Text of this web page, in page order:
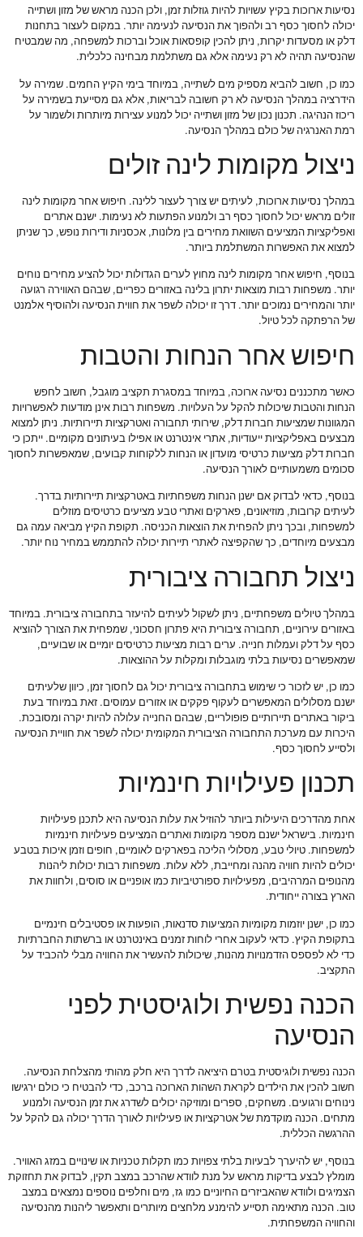
נסיעות ארוכות בקיץ עשויות להיות גוזלות זמן, ולכן הכנה מראש של מזון ושתייה
יכולה לחסוך כסף רב ולהפוך את הנסיעה לנעימה יותר. במקום לעצור בתחנות
דלק או מסעדות יקרות, ניתן להכין קופסאות אוכל וברכות למשפחה, מה שמבטיח
שהנסיעה תהיה לא רק נעימה אלא גם משתלמת מבחינה כלכלית.
כמו כן, חשוב להביא מספיק מים לשתייה, במיוחד בימי הקיץ החמים. שמירה על
הידרציה במהלך הנסיעה לא רק חשובה לבריאות, אלא גם מסייעת בשמירה על
ריכוז הנהיגה. תכנון נכון של מזון ושתייה יכול למנוע עצירות מיותרות ולשמור על
רמת האנרגיה של כולם במהלך הנסיעה.
ניצול מקומות לינה זולים
במהלך נסיעות ארוכות, לעיתים יש צורך לעצור ללינה. חיפוש אחר מקומות לינה
זולים מראש יכול לחסוך כסף רב ולמנוע הפתעות לא נעימות. ישנם אתרים
ואפליקציות המציעים השוואת מחירים בין מלונות, אכסניות ודירות נופש, כך שניתן
למצוא את האפשרות המשתלמת ביותר.
בנוסף, חיפוש אחר מקומות לינה מחוץ לערים הגדולות יכול להציע מחירים נוחים
יותר. משפחות רבות מוצאות יתרון בלינה באזורים כפריים, שבהם האווירה רגועה
יותר והמחירים נמוכים יותר. דרך זו יכולה לשפר את חווית הנסיעה ולהוסיף אלמנט
של הרפתקה לכל טיול.
חיפוש אחר הנחות והטבות
כאשר מתכננים נסיעה ארוכה, במיוחד במסגרת תקציב מוגבל, חשוב לחפש
הנחות והטבות שיכולות להקל על העלויות. משפחות רבות אינן מודעות לאפשרויות
המגוונות שמציעות חברות דלק, שירותי תחבורה ואטרקציות תיירותיות. ניתן למצוא
מבצעים באפליקציות ייעודיות, אתרי אינטרנט או אפילו בעיתונים מקומיים. ייתכן כי
חברות דלק מציעות כרטיסי מועדון או הנחות ללקוחות קבועים, שמאפשרות לחסוך
סכומים משמעותיים לאורך הנסיעה.
בנוסף, כדאי לבדוק אם ישנן הנחות משפחתיות באטרקציות תיירותיות בדרך.
לעיתים קרובות, מוזיאונים, פארקים ואתרי טבע מציעים כרטיסים מוזלים
למשפחות, ובכך ניתן להפחית את הוצאות הכניסה. תקופת הקיץ מביאה עמה גם
מבצעים מיוחדים, כך שהקפיצה לאתרי תיירות יכולה להתממש במחיר נוח יותר.
ניצול תחבורה ציבורית
במהלך טיולים משפחתיים, ניתן לשקול לעיתים להיעזר בתחבורה ציבורית. במיוחד
באזורים עירוניים, תחבורה ציבורית היא פתרון חסכוני, שמפחית את הצורך להוציא
כסף על דלק ועמלות חנייה. ערים רבות מציעות כרטיסים יומיים או שבועיים,
שמאפשרים נסיעות בלתי מוגבלות ומקלות על ההוצאות.
כמו כן, יש לזכור כי שימוש בתחבורה ציבורית יכול גם לחסוך זמן, כיוון שלעיתים
ישנם מסלולים המאפשרים לעקוף פקקים או אזורים עמוסים. זאת במיוחד בעת
ביקור באתרים תיירותיים פופולריים, שבהם החנייה עלולה להיות יקרה ומסובכת.
היכרות עם מערכת התחבורה הציבורית המקומית יכולה לשפר את חוויית הנסיעה
ולסייע לחסוך כסף.
תכנון פעילויות חינמיות
אחת מהדרכים היעילות ביותר להוזיל את עלות הנסיעה היא לתכנן פעילויות
חינמיות. בישראל ישנם מספר מקומות ואתרים המציעים פעילויות חינמיות
למשפחות. טיולי טבע, מסלולי הליכה בפארקים לאומיים, חופים וזמן איכות בטבע
יכולים להיות חוויה מהנה ומחייבת, ללא עלות. משפחות רבות יכולות ליהנות
מהנופים המרהיבים, מפעילויות ספורטיביות כמו אופניים או סוסים, ולחוות את
הארץ בצורה ייחודית.
כמו כן, ישנן יוזמות מקומיות המציעות סדנאות, הופעות או פסטיבלים חינמיים
בתקופת הקיץ. כדאי לעקוב אחרי לוחות זמנים באינטרנט או ברשתות החברתיות
כדי לא לפספס הזדמנויות מהנות, שיכולות להעשיר את החוויה מבלי להכביד על
התקציב.
הכנה נפשית ולוגיסטית לפני
הנסיעה
הכנה נפשית ולוגיסטית בטרם היציאה לדרך היא חלק מהותי מהצלחת הנסיעה.
חשוב להכין את הילדים לקראת השהות הארוכה ברכב, כדי להבטיח כי כולם ירגישו
נינוחים ורגועים. משחקים, ספרים ומוזיקה יכולים לשדרג את זמן הנסיעה ולמנוע
מתחים. הכנה מוקדמת של אטרקציות או פעילויות לאורך הדרך יכולה גם להקל על
ההרגשה הכללית.
בנוסף, יש להיערך לבעיות בלתי צפויות כמו תקלות טכניות או שינויים במזג האוויר.
מומלץ לבצע בדיקות מראש על מנת לוודא שהרכב במצב תקין, לבדוק את תחזוקת
הצמיגים ולוודא שהאביזרים החיוניים כמו גז, מים וחלפים נוספים נמצאים במצב
טוב. הכנה מתאימה תסייע להימנע מלחצים מיותרים ותאפשר ליהנות מהנסיעה
והחוויה המשפחתית.